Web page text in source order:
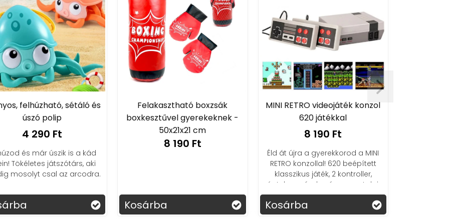
Felakasztható boxzsák
boxkesztűvel gyerekeknek -
MINI RETRO videojáték konzol
620 játékkal
Éld át újra a gyerekkorod a MINI
RETRO konzollal! 620 beépített
klasszikus játék, 2 kontroller,
végtelen szórakozás – nosztalgia
egy kattintásra!
Junior Knows vicces és aranyos
beszélő plüss papagáj
Szórakozás és tanulás egyben! A
beszélő plüss papagáj fejleszti a
gyerekek beszédkészségét,
miközben nevetést hoz minden
napba!